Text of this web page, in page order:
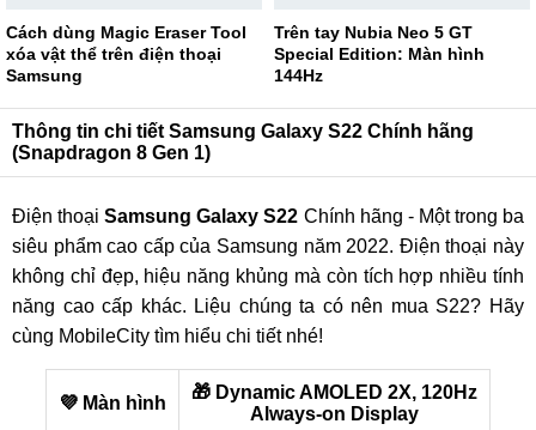
Cách dùng Magic Eraser Tool
xóa vật thể trên điện thoại
Samsung
Trên tay Nubia Neo 5 GT
Special Edition: Màn hình
144Hz
Thông tin chi tiết Samsung Galaxy S22 Chính hãng
(Snapdragon 8 Gen 1)
Điện thoạiSamsung Galaxy S22 Chính hãng - Một trong ba
siêu phẩm cao cấp của Samsung năm 2022. Điện thoại này
không chỉ đẹp, hiệu năng khủng mà còn tích hợp nhiều tính
năng cao cấp khác. Liệu chúng ta có nên mua S22? Hãy
cùng MobileCity tìm hiểu chi tiết nhé!
💜 Màn hình
🎁 Dynamic AMOLED 2X, 120Hz
Always-on Display